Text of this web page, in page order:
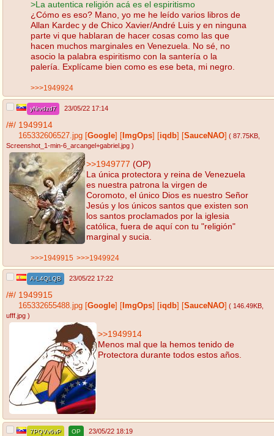
>La autentica religión acá es el espiritismo
¿Cómo es eso? Mano, yo me he leído varios libros de
Allan Kardec y de Chico Xavier/André Luis y en ninguna
parte vi que hablaran de hacer cosas como las que
hacen muchos marginales en Venezuela. No sé, no
asocio la palabra espiritismo con la santería o la
palería. Explícame bien como es ese beta, mi negro.
>>>1949924
yNrvdzd7 23/05/22 17:14
/#/ 1949914
165332606527.jpg Google ImgOps iqdb SauceNAO ( 87.75KB
Screenshot_1-min-6_arcangel+gabriel.jpg )
>>1949777 (OP)
La única protectora y reina de Venezuela
es nuestra patrona la virgen de
Coromoto, el único Dios es nuestro Señor
Jesús y los únicos santos que existen son
los santos proclamados por la iglesia
católica, fuera de aquí con tu "religión"
marginal y sucia.
>>>1949915 >>>1949924
A-L4QLQB 23/05/22 17:22
/#/ 1949915
165332655488.jpg Google ImgOps iqdb SauceNAO ( 146.49KB
ufff.jpg )
>>1949914
Menos mal que la hemos tenido de
Protectora durante todos estos años.
7PQVv6vP OP 23/05/22 18:19